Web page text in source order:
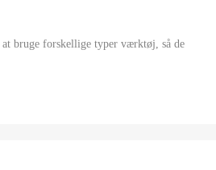
bruge forskellige typer værktøj, så de